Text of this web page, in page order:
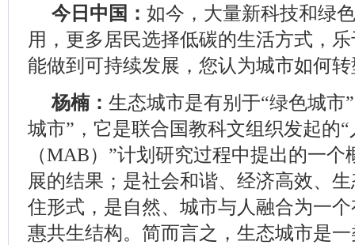
今日中国： 如今，大量新科技和绿
用，更多居民选择低碳的生活方式，
能做到可持续发展，您认为城市如何
杨楠： 生态城市是有别于“绿色城市
城市”，它是联合国教科文组织发起的
（MAB）”计划研究过程中提出的一
展的结果；是社会和谐、经济高效、
住形式，是自然、城市与人融合为一
惠共生结构。简而言之，生态城市是